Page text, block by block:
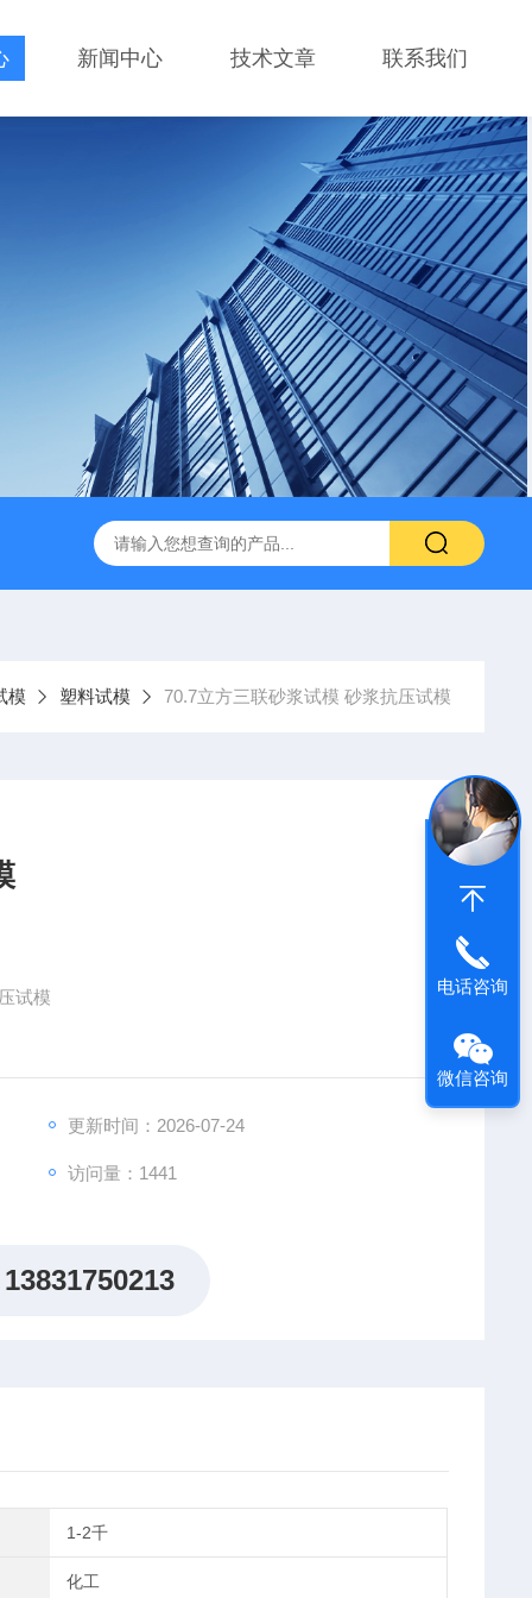
新闻中心 技术文章 联系我们
钢结构防火涂料测厚仪 砂基透水砖透水速率试验装置
模 塑料试模 70.7立方三联砂浆试模 砂浆抗压试模
试模
更新时间：2026-07-24
访问量：1441
13831750213
1-2千
化工
电话咨询
微信咨询